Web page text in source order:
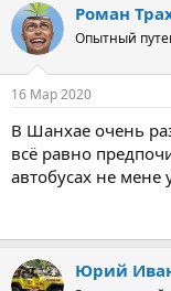
к
ц
и
Роман
Опытный
16 Мар 2020
В Шанхае очень
всё равно
автобусах не мене
Юрий